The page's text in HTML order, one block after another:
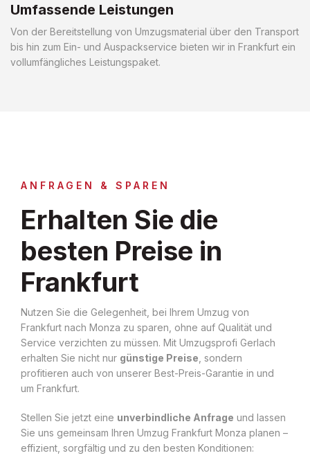
Umfassende Leistungen
Von der Bereitstellung von Umzugsmaterial über den Transport
bis hin zum Ein- und Auspackservice bieten wir in Frankfurt ein
vollumfängliches Leistungspaket.
ANFRAGEN & SPAREN
Erhalten Sie die
besten Preise in
Frankfurt
Nutzen Sie die Gelegenheit, bei Ihrem Umzug von
Frankfurt nach Monza zu sparen, ohne auf Qualität und
Service verzichten zu müssen. Mit Umzugsprofi Gerlach
erhalten Sie nicht nur günstige Preise , sondern
profitieren auch von unserer Best-Preis-Garantie in und
um Frankfurt.
Stellen Sie jetzt eine unverbindliche Anfrage und lassen
Sie uns gemeinsam Ihren Umzug Frankfurt Monza planen –
effizient, sorgfältig und zu den besten Konditionen: